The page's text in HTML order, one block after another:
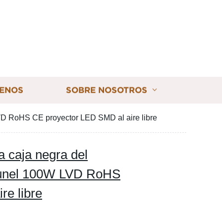
SOBRE NOSOTROS
RoHS CE proyector LED SMD al aire libre
caja negra del
100W LVD RoHS
libre